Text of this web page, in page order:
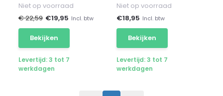
Niet op voorraad
€ 22,59 €19,95 Incl. btw
Bekijken
Levertijd: 3 tot 7
werkdagen
Niet op voorraad
€18,95 Incl. btw
Bekijken
Levertijd: 3 tot 7
werkdagen